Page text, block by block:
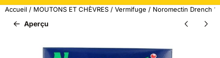
Accueil / MOUTONS ET CHÈVRES / Vermifuge / Noromectin Drench
Aperçu